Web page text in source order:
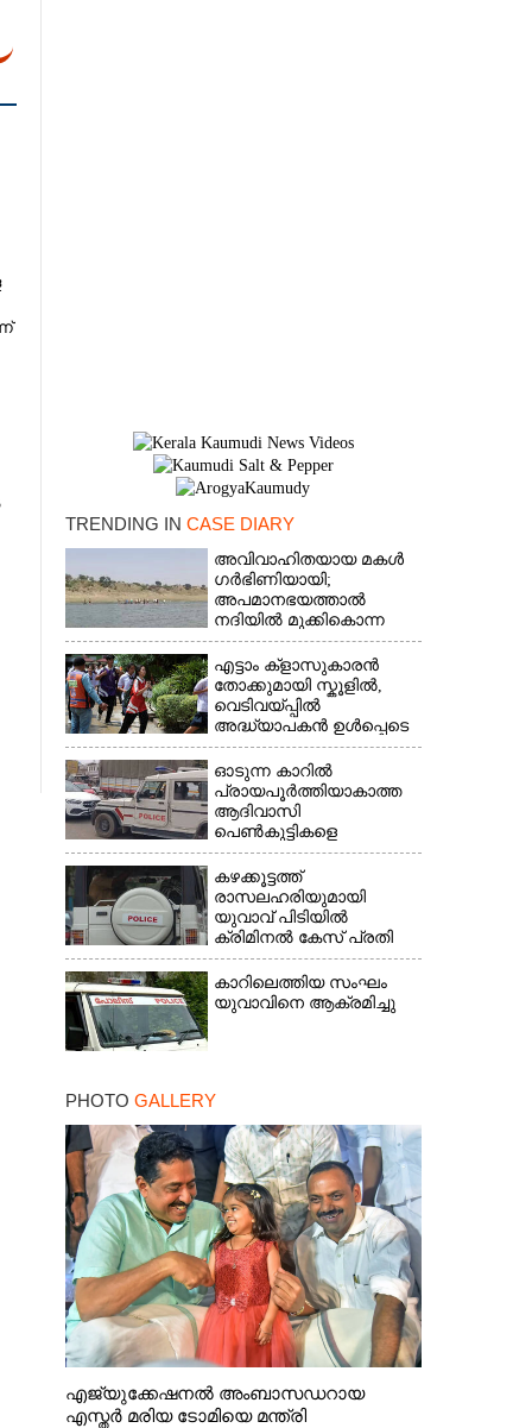
TRENDING IN CASE DIARY
അവിവാഹിതയായ മകൾ
ഗർഭിണിയായി;
അപമാനഭയത്താൽ
നദിയിൽ മുക്കികൊന്ന
പിതാവ് അറസ്റ്റിൽ
എട്ടാം ക്ളാസുകാരൻ
തോക്കുമായി സ്കൂളിൽ,
വെടിവയ്പ്പിൽ
അദ്ധ്യാപകൻ ഉൾപ്പെടെ
രണ്ടുമരണം; 15 പേർക്ക്
പരിക്ക്
ഓടുന്ന കാറിൽ
പ്രായപൂർത്തിയാകാത്ത
ആദിവാസി
പെൺകുട്ടികളെ
കൂട്ടബലാത്സംഗത്തിന്
ഇരയാക്കി; മൂന്ന് പേർ
പിടിയിൽ
കഴക്കൂട്ടത്ത്
രാസലഹരിയുമായി
യുവാവ് പിടിയിൽ
ക്രിമിനൽ കേസ് പ്രതി
ഓടി രക്ഷപ്പെട്ടു
കാറിലെത്തിയ സംഘം
യുവാവിനെ ആക്രമിച്ചു
PHOTO GALLERY
എജ്യുക്കേഷനൽ അംബാസഡറായ
എസ്തർ മരിയ ടോമിയെ മന്ത്രി
×